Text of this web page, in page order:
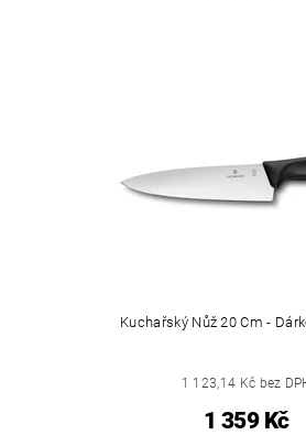
Kuchařský Nůž 20 Cm -
1 123,14 Kč bez
1 359 Kč